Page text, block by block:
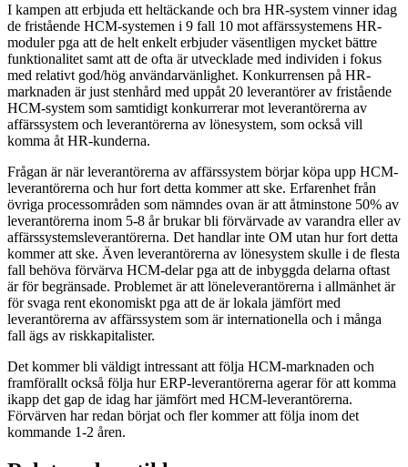
I kampen att erbjuda ett heltäckande och bra HR-system vinner idag
de fristående HCM-systemen i 9 fall 10 mot affärssystemens HR-
moduler pga att de helt enkelt erbjuder väsentligen mycket bättre
funktionalitet samt att de ofta är utvecklade med individen i fokus
med relativt god/hög användarvänlighet. Konkurrensen på HR-
marknaden är just stenhård med uppåt 20 leverantörer av fristående
HCM-system som samtidigt konkurrerar mot leverantörerna av
affärssystem och leverantörerna av lönesystem, som också vill
komma åt HR-kunderna.
Frågan är när leverantörerna av affärssystem börjar köpa upp HCM-
leverantörerna och hur fort detta kommer att ske. Erfarenhet från
övriga processområden som nämndes ovan är att åtminstone 50% av
leverantörerna inom 5-8 år brukar bli förvärvade av varandra eller av
affärssystemsleverantörerna. Det handlar inte OM utan hur fort detta
kommer att ske. Även leverantörerna av lönesystem skulle i de flesta
fall behöva förvärva HCM-delar pga att de inbyggda delarna oftast
är för begränsade. Problemet är att löneleverantörerna i allmänhet är
för svaga rent ekonomiskt pga att de är lokala jämfört med
leverantörerna av affärssystem som är internationella och i många
fall ägs av riskkapitalister.
Det kommer bli väldigt intressant att följa HCM-marknaden och
framförallt också följa hur ERP-leverantörerna agerar för att komma
ikapp det gap de idag har jämfört med HCM-leverantörerna.
Förvärven har redan börjat och fler kommer att följa inom det
kommande 1-2 åren.